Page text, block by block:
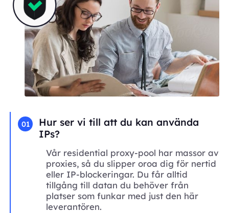
01
Hur ser vi till att du kan använda
IPs?
Vår residential proxy-pool har massor av
proxies, så du slipper oroa dig för nertid
eller IP-blockeringar. Du får alltid
tillgång till datan du behöver från
platser som funkar med just den här
leverantören.